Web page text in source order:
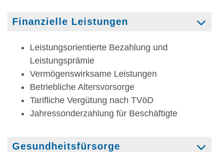
Finanzielle Leistungen
Leistungsorientierte Bezahlung und
Leistungsprämie
Vermögenswirksame Leistungen
Betriebliche Altersvorsorge
Tarifliche Vergütung nach TVöD
Jahressonderzahlung für Beschäftigte
Gesundheitsfürsorge